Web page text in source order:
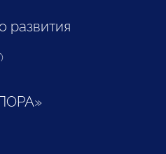
развития